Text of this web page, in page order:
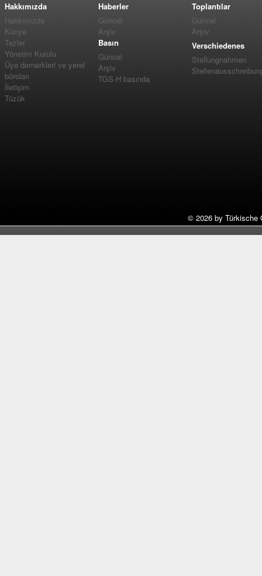
Hakkımızda
Hakkımızda
Künye
Tezler
Yönetim Kurulu
Üye dernerkleri ve yerel
büroları
İletişim
Tüzük
Haberler
Güncel
Arşiv
Basın
Güncel
Arşiv
TGS-H basında
Toplantılar
Güncel
Arşiv
Verschiedenes
Stellungnahmen
© 2026 by Türkische